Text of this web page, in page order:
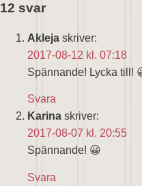
12 svar
Akleja skriver:
2017-08-12 kl. 07:18
Spännande! Lycka till!
Svara
Karina skriver:
2017-08-07 kl. 20:55
Spännande! 😀
Svara